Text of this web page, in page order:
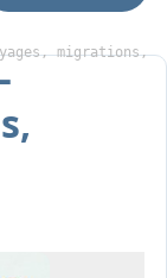
migrations,